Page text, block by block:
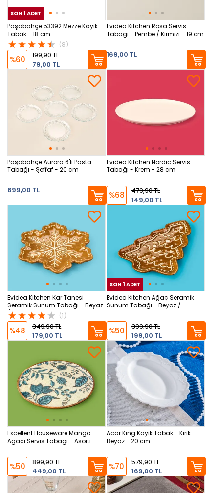
SON 1 ADET
Paşabahçe 53392 Mezze Kayık
Tabak - 18 cm
(8)
%60
199,90 TL
79,00 TL
Evidea Kitchen Rosa Servis
Tabağı - Pembe / Kırmızı - 19 cm
169,00 TL
Paşabahçe Aurora 6'lı Pasta
Tabağı - Şeffaf - 20 cm
699,00 TL
Evidea Kitchen Nordic Servis
Tabağı - Krem - 28 cm
%68
479,90 TL
149,00 TL
Evidea Kitchen Kar Tanesi
Seramik Sunum Tabağı - Beyaz
/ Kahverengi
(1)
%48
349,90 TL
179,00 TL
SON 1 ADET
Evidea Kitchen Ağaç Seramik
Sunum Tabağı - Beyaz /
%50
399,90 TL
199,00 TL
Excellent Houseware Mango
Ağacı Servis Tabağı - Asorti -
%50
899,90 TL
449,00 TL
Acar King Kayık Tabak - Kırık
Beyaz - 20 cm
%70
579,90 TL
169,00 TL